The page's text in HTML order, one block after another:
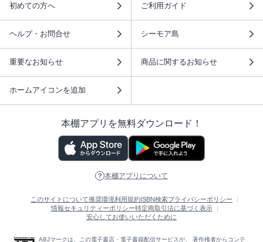
初めての方へ ご利用ガイド
ヘルプ・お問合せ シーモア島
重要なお知らせ 商品に関するお知らせ
ホームアイコンを追加
本棚アプリを無料ダウンロード！
本棚アプリについて
このサイトについて推奨環境利用規約ISBN検索プライバシーポリシー
情報セキュリティーポリシー特定商取引法に基づく表示
安心してお使いいただくために
ABJマークは、この電子書店・電子書籍配信サービスが、 著作権者からコンテ